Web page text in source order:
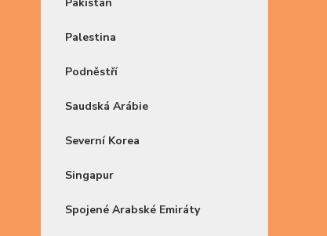
Palestina
Podněstří
Saudská Arábie
Severní Korea
Singapur
Spojené Arabské Emiráty